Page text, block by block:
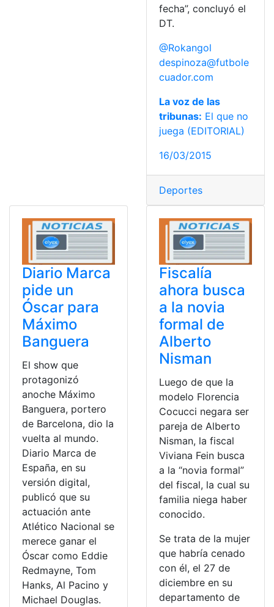
fecha”, concluyó el
DT.
@Rokangol
despinoza@futbole
cuador.com
La voz de las
tribunas: El que no
juega (EDITORIAL)
16/03/2015
Deportes
Diario Marca
pide un
Óscar para
Máximo
Banguera
El show que
protagonizó
anoche Máximo
Banguera, portero
de Barcelona, dio la
vuelta al mundo.
Diario Marca de
España, en su
versión digital,
publicó que su
actuación ante
Atlético Nacional se
merece ganar el
Óscar como Eddie
Redmayne, Tom
Hanks, Al Pacino y
Michael Douglas.
Fiscalía
ahora busca
a la novia
formal de
Alberto
Nisman
Luego de que la
modelo Florencia
Cocucci negara ser
pareja de Alberto
Nisman, la fiscal
Viviana Fein busca
a la “novia formal”
del fiscal, la cual su
familia niega haber
conocido.
Se trata de la mujer
que habría cenado
con él, el 27 de
diciembre en su
departamento de